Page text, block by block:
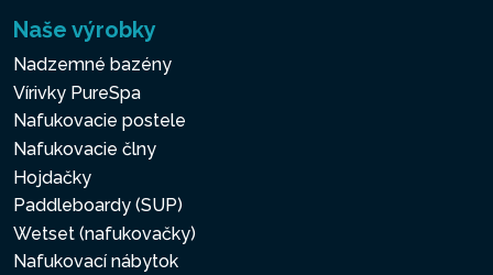
Naše výrobky
Nadzemné bazény
Vírivky PureSpa
Nafukovacie postele
Nafukovacie člny
Hojdačky
Paddleboardy (SUP)
Wetset (nafukovačky)
Nafukovací nábytok